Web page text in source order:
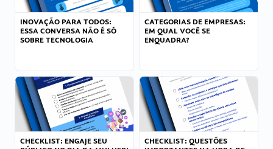
INOVAÇÃO PARA TODOS:
ESSA CONVERSA NÃO É SÓ
SOBRE TECNOLOGIA
CATEGORIAS DE EMPRESAS:
EM QUAL VOCÊ SE
ENQUADRA?
CHECKLIST: ENGAJE SEU
CHECKLIST: QUESTÕES